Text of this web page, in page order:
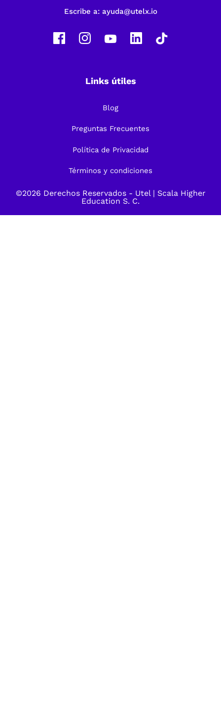
Escribe a: ayuda@utelx.io
Links útiles
Blog
Preguntas Frecuentes
Política de Privacidad
Términos y condiciones
©2026 Derechos Reservados - Utel | Scala Higher
Education S. C.